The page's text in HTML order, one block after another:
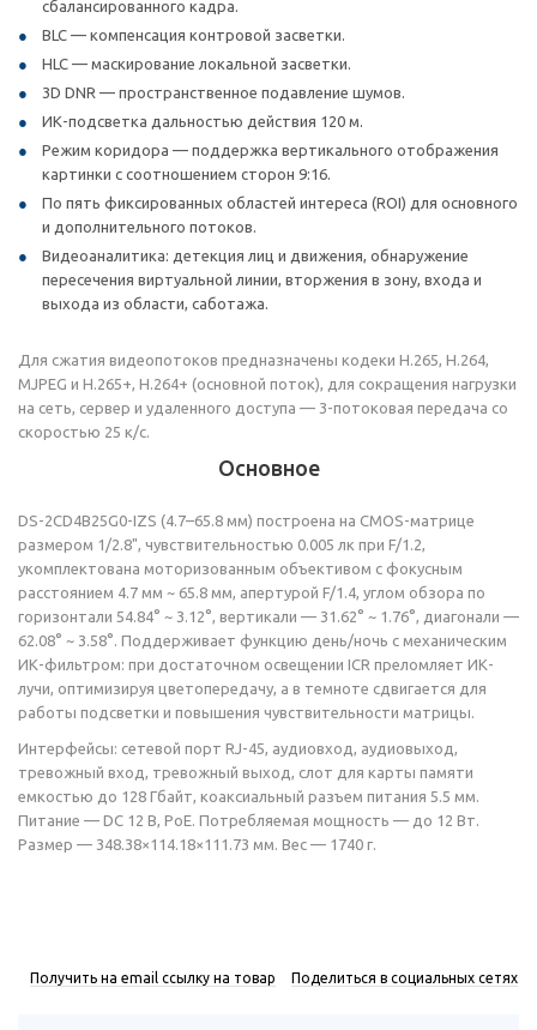
сбалансированного кадра.
BLC — компенсация контровой засветки.
HLC — маскирование локальной засветки.
3D DNR — пространственное подавление шумов.
ИК-подсветка дальностью действия 120 м.
Режим коридора — поддержка вертикального отображения
картинки с соотношением сторон 9:16.
По пять фиксированных областей интереса (ROI) для основного
и дополнительного потоков.
Видеоаналитика: детекция лиц и движения, обнаружение
пересечения виртуальной линии, вторжения в зону, входа и
выхода из области, саботажа.
Для сжатия видеопотоков предназначены кодеки H.265, H.264,
MJPEG и H.265+, H.264+ (основной поток), для сокращения нагрузки
на сеть, сервер и удаленного доступа — 3-потоковая передача со
скоростью 25 к/с.
Основное
DS-2CD4B25G0-IZS (4.7–65.8 мм) построена на CMOS-матрице
размером 1/2.8", чувствительностью 0.005 лк при F/1.2,
укомплектована моторизованным объективом с фокусным
расстоянием 4.7 мм ~ 65.8 мм, апертурой F/1.4, углом обзора по
горизонтали 54.84° ~ 3.12°, вертикали — 31.62° ~ 1.76°, диагонали —
62.08° ~ 3.58°. Поддерживает функцию день/ночь с механическим
ИК-фильтром: при достаточном освещении ICR преломляет ИК-
лучи, оптимизируя цветопередачу, а в темноте сдвигается для
работы подсветки и повышения чувствительности матрицы.
Интерфейсы: сетевой порт RJ-45, аудиовход, аудиовыход,
тревожный вход, тревожный выход, слот для карты памяти
емкостью до 128 Гбайт, коаксиальный разъем питания 5.5 мм.
Питание — DC 12 В, PoE. Потребляемая мощность — до 12 Вт.
Размер — 348.38×114.18×111.73 мм. Вес — 1740 г.
Получить на email ссылку на товар Поделиться в социальных сетях